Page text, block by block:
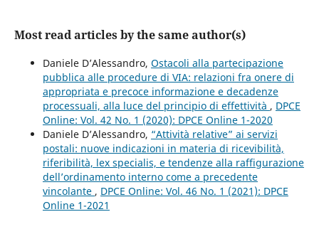
Most read articles by the same author(s)
Daniele D’Alessandro, Ostacoli alla partecipazione
pubblica alle procedure di VIA: relazioni fra onere di
appropriata e precoce informazione e decadenze
processuali, alla luce del principio di effettività , DPCE
Online: Vol. 42 No. 1 (2020): DPCE Online 1-2020
Daniele D’Alessandro, “Attività relative” ai servizi
postali: nuove indicazioni in materia di ricevibilità,
riferibilità, lex specialis, e tendenze alla raffigurazione
dell’ordinamento interno come a precedente
vincolante , DPCE Online: Vol. 46 No. 1 (2021): DPCE
Online 1-2021